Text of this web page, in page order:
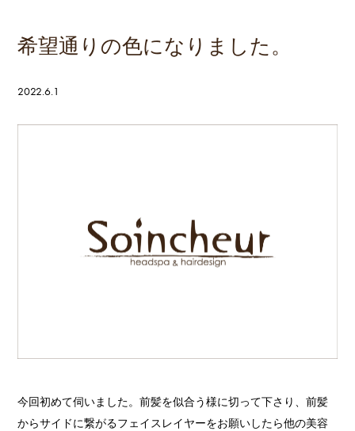
希望通りの色になりました。
2022.6.1
今回初めて伺いました。前髪を似合う様に切って下さり、前髪
からサイドに繋がるフェイスレイヤーをお願いしたら他の美容